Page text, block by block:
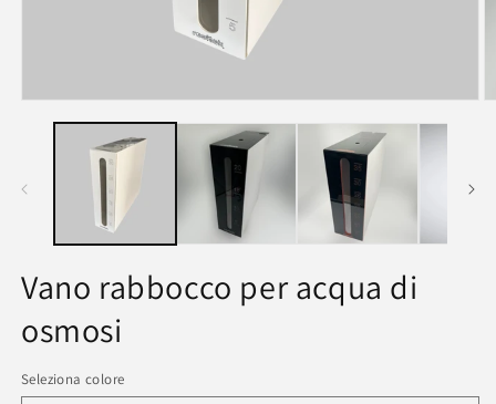
Vano rabbocco per acqua di
osmosi
Seleziona colore